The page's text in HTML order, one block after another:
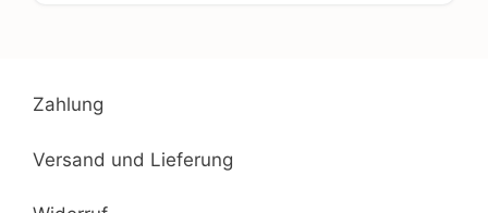
Zahlung
Versand und Lieferung